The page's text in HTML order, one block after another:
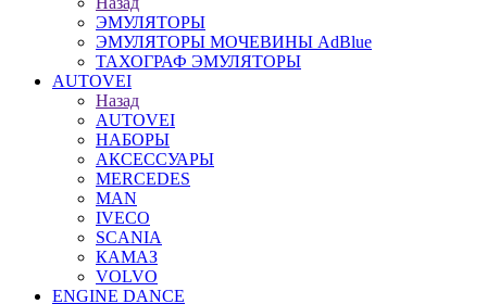
ЭМУЛЯТОРЫ
ЭМУЛЯТОРЫ МОЧЕВИНЫ АdBlue
ТАХОГРАФ ЭМУЛЯТОРЫ
AUTOVEI
Назад
AUTOVEI
НАБОРЫ
АКСЕССУАРЫ
MERCEDES
MAN
IVECO
SCANIA
КАМАЗ
VOLVO
ENGINE DANCE